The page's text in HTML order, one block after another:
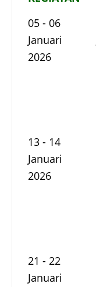
05 - 06
Januari
2026
13 - 14
Januari
2026
21 - 22
Januari